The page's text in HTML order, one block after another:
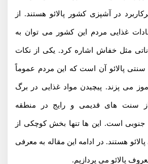
در آشپزی کشور پالائو هستند. از
غذایی مردم این کشور می توان به
مثل خفاش اشاره کرد. یکی از نکات
پالائو آن است که این مردم عموماً
می پزند. پیچیدن مواد غذایی در برگ
سنت های قدیمی و رایج در منطقه
جنوبی است. این ها تنها بخش کوچکی از
هستند. در ادامه این مقاله به معرفی
پالائو می پردازیم.